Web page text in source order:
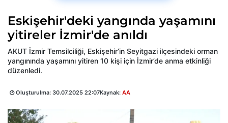
Eskişehir'deki yangında yaşamını
yitireler İzmir'de anıldı
AKUT İzmir Temsilciliği, Eskişehir’in Seyitgazi ilçesindeki orman
yangınında yaşamını yitiren 10 kişi için İzmir’de anma etkinliği
düzenledi.
Oluşturulma: 30.07.2025 22:07Kaynak: AA